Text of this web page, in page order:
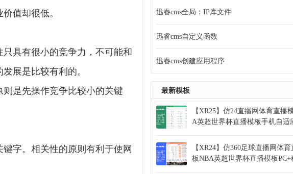
值却很低。
具有很小的竞争力，不可能和
展是比较有利的。
是先操作竞争比较小的关键
字。相关性的原则有利于使网
迅睿cms全局：IP库文件
迅睿cms自定义函数
迅睿cms创建应用程序
最新模板
【XR25】仿24直播网体育直播
A英超世界杯直播模板手机自适
【XR24】仿360足球直播网体
板NBA英超世界杯直播模板PC+